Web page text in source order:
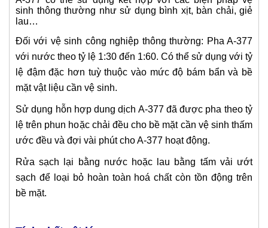
sinh thông thường như sử dụng bình xịt, bàn chải, giẻ
lau…
Đối với vệ sinh công nghiệp thông thường: Pha A-377
với nước theo tỷ lệ 1:30 đến 1:60. Có thể sử dụng với tỷ
lệ đậm đặc hơn tuỳ thuộc vào mức độ bám bẩn và bề
mặt vật liệu cần vệ sinh.
Sử dụng hỗn hợp dung dịch A-377 đã được pha theo tỷ
lệ trên phun hoặc chải đều cho bề mặt cần vệ sinh thấm
ước đều và đợi vài phút cho A-377 hoạt động.
Rửa sạch lại bằng nước hoặc lau bằng tấm vải ướt
sạch để loại bỏ hoàn toàn hoá chất còn tồn động trên
bề mặt.